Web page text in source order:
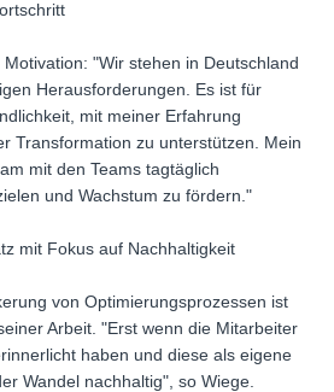
"Wir stehen in Deutschland
Herausforderungen. Es ist für
mit meiner Erfahrung
Transformation zu unterstützen. Mein
mit den Teams tagtäglich
und Wachstum zu fördern."
mit Fokus auf Nachhaltigkeit
von Optimierungsprozessen ist
Arbeit. "Erst wenn die Mitarbeiter
haben und diese als eigene
Wandel nachhaltig", so Wiege.